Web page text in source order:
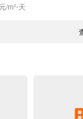
元/m²⋅天